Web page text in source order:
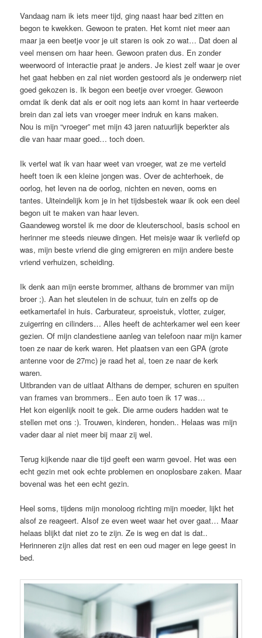
Vandaag nam ik iets meer tijd, ging naast haar bed zitten en
begon te kwekken. Gewoon te praten. Het komt niet meer aan
maar ja een beetje voor je uit staren is ook zo wat… Dat doen al
veel mensen om haar heen. Gewoon praten dus. En zonder
weerwoord of interactie praat je anders. Je kiest zelf waar je over
het gaat hebben en zal niet worden gestoord als je onderwerp niet
goed gekozen is. Ik begon een beetje over vroeger. Gewoon
omdat ik denk dat als er ooit nog iets aan komt in haar verteerde
brein dan zal iets van vroeger meer indruk en kans maken.
Nou is mijn “vroeger” met mijn 43 jaren natuurlijk beperkter als
die van haar maar goed… toch doen.
Ik vertel wat ik van haar weet van vroeger, wat ze me verteld
heeft toen ik een kleine jongen was. Over de achterhoek, de
oorlog, het leven na de oorlog, nichten en neven, ooms en
tantes. Uiteindelijk kom je in het tijdsbestek waar ik ook een deel
begon uit te maken van haar leven.
Gaandeweg worstel ik me door de kleuterschool, basis school en
herinner me steeds nieuwe dingen. Het meisje waar ik verliefd op
was, mijn beste vriend die ging emigreren en mijn andere beste
vriend verhuizen, scheiding.
Ik denk aan mijn eerste brommer, althans de brommer van mijn
broer ;). Aan het sleutelen in de schuur, tuin en zelfs op de
eetkamertafel in huis. Carburateur, sproeistuk, vlotter, zuiger,
zuigerring en cilinders… Alles heeft de achterkamer wel een keer
gezien. Of mijn clandestiene aanleg van telefoon naar mijn kamer
toen ze naar de kerk waren. Het plaatsen van een GPA (grote
antenne voor de 27mc) je raad het al, toen ze naar de kerk
waren.
Uitbranden van de uitlaat Althans de demper, schuren en spuiten
van frames van brommers.. Een auto toen ik 17 was…
Het kon eigenlijk nooit te gek. Die arme ouders hadden wat te
stellen met ons :). Trouwen, kinderen, honden.. Helaas was mijn
vader daar al niet meer bij maar zij wel.
Terug kijkende naar die tijd geeft een warm gevoel. Het was een
echt gezin met ook echte problemen en onoplosbare zaken. Maar
bovenal was het een echt gezin.
Heel soms, tijdens mijn monoloog richting mijn moeder, lijkt het
alsof ze reageert. Alsof ze even weet waar het over gaat… Maar
helaas blijkt dat niet zo te zijn. Ze is weg en dat is dat..
Herinneren zijn alles dat rest en een oud mager en lege geest in
bed.